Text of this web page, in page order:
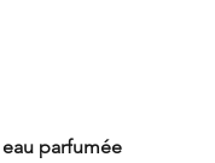
parfumée